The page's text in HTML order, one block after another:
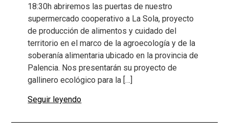
18:30h abriremos las puertas de nuestro
supermercado cooperativo a La Sola, proyecto
de producción de alimentos y cuidado del
territorio en el marco de la agroecología y de la
soberanía alimentaria ubicado en la provincia de
Palencia. Nos presentarán su proyecto de
gallinero ecológico para la […]
Seguir leyendo